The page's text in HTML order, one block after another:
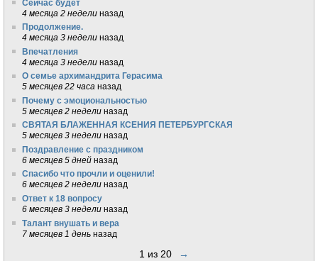
Сейчас будет
4 месяца 2 недели назад
Продолжение.
4 месяца 3 недели назад
Впечатления
4 месяца 3 недели назад
О семье архимандрита Герасима
5 месяцев 22 часа назад
Почему с эмоциональностью
5 месяцев 2 недели назад
СВЯТАЯ БЛАЖЕННАЯ КСЕНИЯ ПЕТЕРБУРГСКАЯ
5 месяцев 3 недели назад
Поздравление с праздником
6 месяцев 5 дней назад
Спасибо что прочли и оценили!
6 месяцев 2 недели назад
Ответ к 18 вопросу
6 месяцев 3 недели назад
Талант внушать и вера
7 месяцев 1 день назад
1 из 20 →